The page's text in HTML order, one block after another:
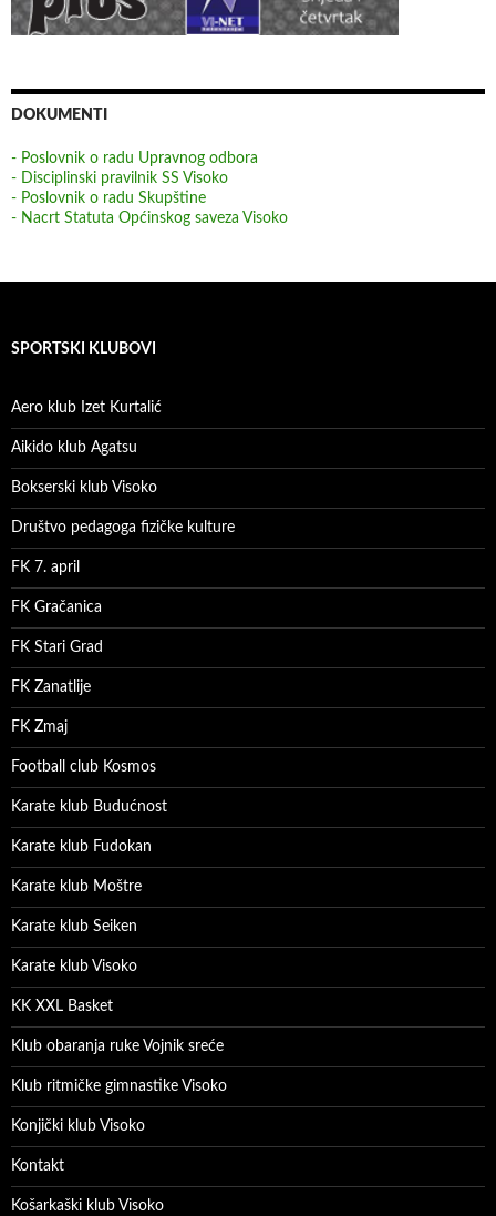
DOKUMENTI
- Poslovnik o radu Upravnog odbora
- Disciplinski pravilnik SS Visoko
- Poslovnik o radu Skupštine
- Nacrt Statuta Općinskog saveza Visoko
SPORTSKI KLUBOVI
Aero klub Izet Kurtalić
Aikido klub Agatsu
Bokserski klub Visoko
Društvo pedagoga fizičke kulture
FK 7. april
FK Gračanica
FK Stari Grad
FK Zanatlije
FK Zmaj
Football club Kosmos
Karate klub Budućnost
Karate klub Fudokan
Karate klub Moštre
Karate klub Seiken
Karate klub Visoko
KK XXL Basket
Klub obaranja ruke Vojnik sreće
Klub ritmičke gimnastike Visoko
Konjički klub Visoko
Kontakt
Košarkaški klub Visoko